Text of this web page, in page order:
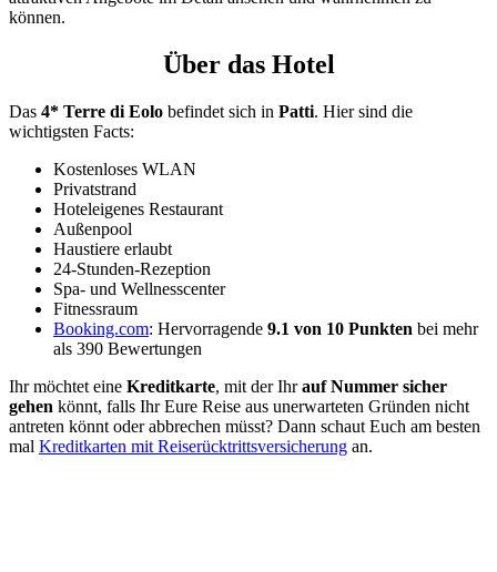
können.
Über das Hotel
Das 4* Terre di Eolo befindet sich in Patti. Hier sind die
wichtigsten Facts:
Kostenloses WLAN
Privatstrand
Hoteleigenes Restaurant
Außenpool
Haustiere erlaubt
24-Stunden-Rezeption
Spa- und Wellnesscenter
Fitnessraum
Booking.com: Hervorragende 9.1 von 10 Punkten bei mehr
als 390 Bewertungen
Ihr möchtet eine Kreditkarte, mit der Ihrauf Nummer sicher
gehen könnt, falls Ihr Eure Reise aus unerwarteten Gründen nicht
antreten könnt oder abbrechen müsst? Dann schaut Euch am besten
mal Kreditkarten mit Reiserücktrittsversicherung an.